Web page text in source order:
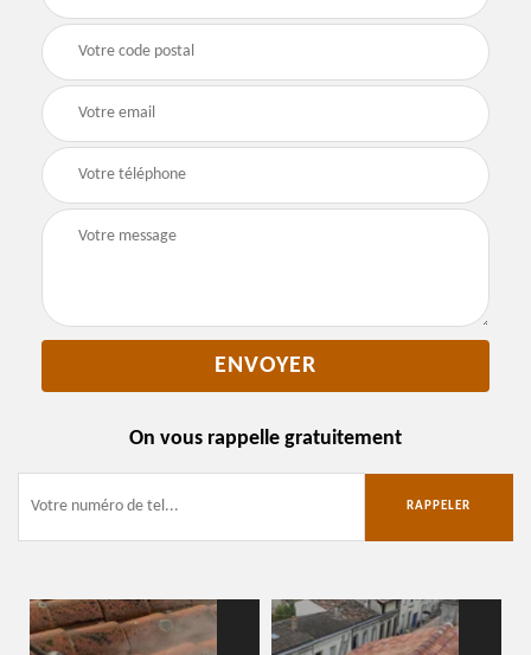
On vous rappelle gratuitement